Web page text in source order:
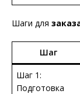
Шаги для
Шаг
Шаг 1:
Подготовка